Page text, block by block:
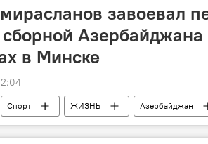
завоевал
сборной Азербайджана
в Минске
Спорт ЖИЗНЬ Азербайджан